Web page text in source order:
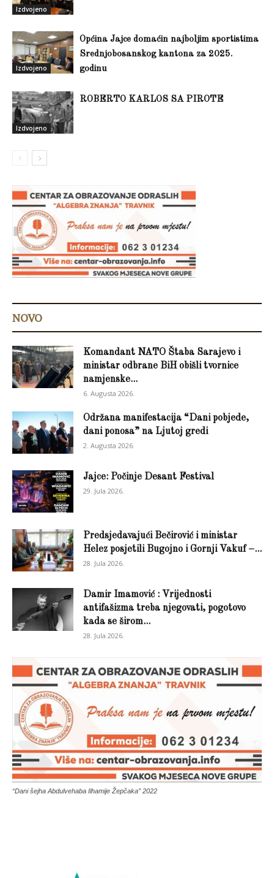
Izdvojeno
Izdvojeno
Općina Jajce domaćin najboljim sportistima
Srednjobosanskog kantona za 2025.
godinu
Izdvojeno
ROBERTO KARLOS SA PIROTE
NOVO
Komandant NATO Štaba Sarajevo i
ministar odbrane BiH obišli tvornice
namjenske...
6. Augusta 2026.
Održana manifestacija “Dani pobjede,
dani ponosa” na Ljutoj gredi
2. Augusta 2026.
Jajce: Počinje Desant Festival
29. Jula 2026.
Predsjedavajući Bečirović i ministar
Helez posjetili Bugojno i Gornji Vakuf –...
28. Jula 2026.
Damir Imamović : Vrijednosti
antifašizma treba njegovati, pogotovo
kada se širom...
28. Jula 2026.
“Dani šejha Abdulvehaba Ilhamije Žepčaka” 2022